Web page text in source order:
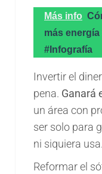
Más info
más
#Infografía
Invertir el
pena. Ganará
un área con
ser solo para
ni siquiera usa.
Reformar el